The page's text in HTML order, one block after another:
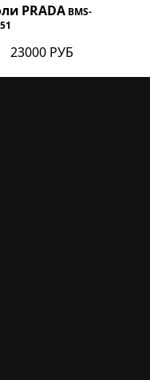
PRADA BMS-
23000 РУБ